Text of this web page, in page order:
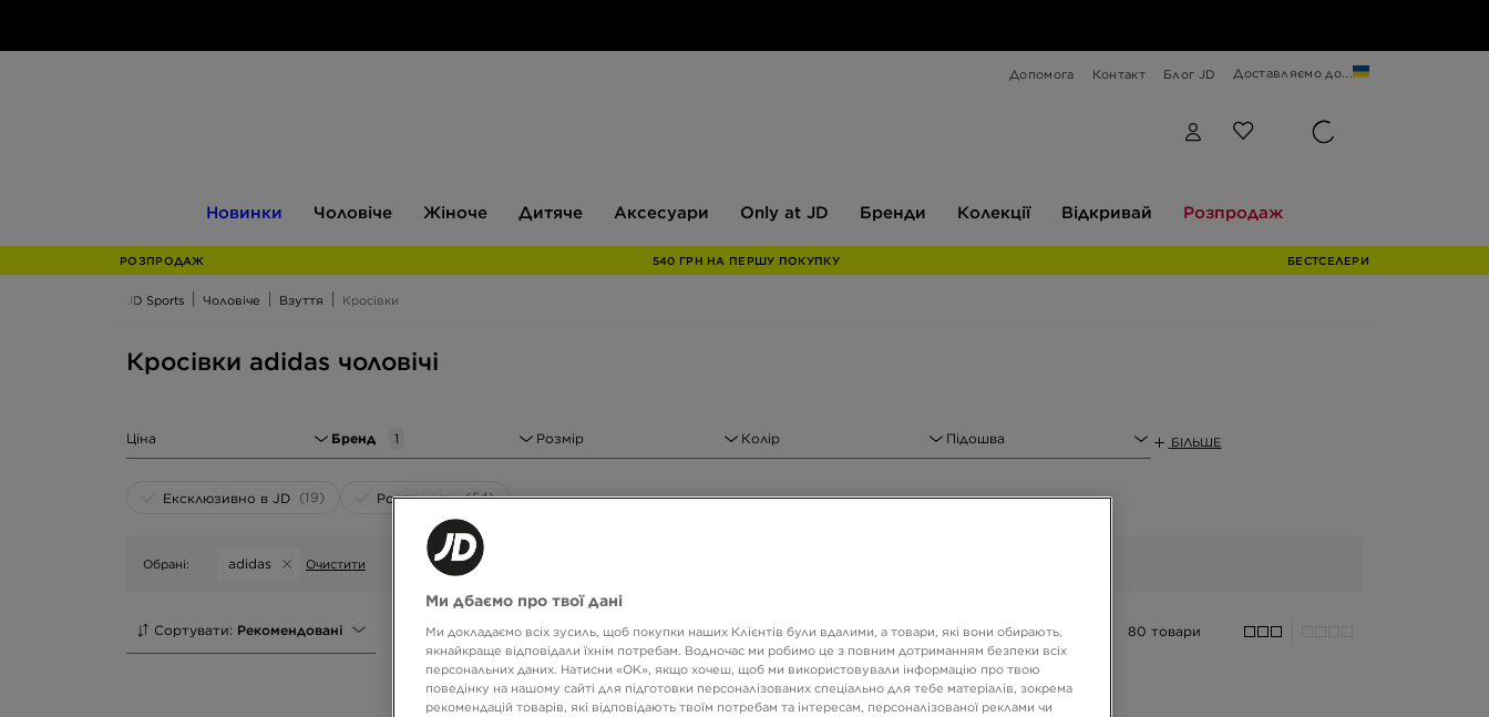
Допомога Контакт Блог JD Доставляємо до...
Новинки Чоловіче Жіноче Дитяче Аксесуари
JD
Only at JD Бренди Колекції Відкривай Розпродаж
РОЗПРОДАЖ 540 ГРН НА ПЕРШУ ПОКУПКУ БЕСТСЕЛЕРИ
JD Sports Чоловіче Взуття Кросівки
Кросівки adidas чоловічі
Ціна Бренд 1 Розмір Колір Підошва БІЛЬШЕ
Ексклюзивно в JD (19) Розпродаж (54)
Обрані: adidas Очистити
Сортувати: Рекомендовані 80 товари
Ми дбаємо про твої дані
Ми докладаємо всіх зусиль, щоб покупки наших Клієнтів були вдалими, а товари, які вони обирають,
якнайкраще відповідали їхнім потребам. Водночас ми робимо це з повним дотриманням безпеки всіх
персональних даних. Натисни «OK», якщо хочеш, щоб ми використовували інформацію про твою
поведінку на нашому сайті для підготовки персоналізованих спеціально для тебе матеріалів, зокрема
рекомендацій товарів, які відповідають твоїм потребам та інтересам, персоналізованої реклами чи